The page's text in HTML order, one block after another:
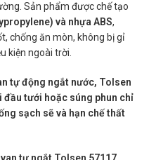
Sản phẩm được chế tạo
và nhựa ABS,
chống ăn mòn, không bị gỉ
kiện ngoài trời.
tự động ngắt nước, Tolsen
đầu tưới hoặc súng phun chỉ
sạch sẽ và hạn chế thất